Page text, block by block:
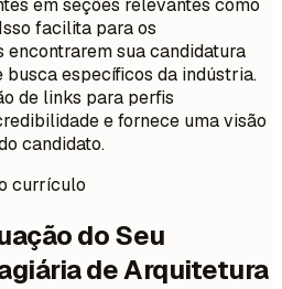
em seções relevantes como
facilita para os
sua candidatura
específicos da indústria.
de links para perfis
e fornece uma visão
candidato.
currículo
do Seu
de Arquitetura